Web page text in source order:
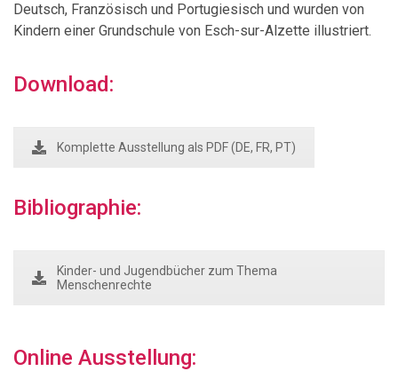
Deutsch, Französisch und Portugiesisch und wurden von
Kindern einer Grundschule von Esch-sur-Alzette illustriert.
Download:
Komplette Ausstellung als PDF (DE, FR, PT)
Bibliographie:
Kinder- und Jugendbücher zum Thema
Menschenrechte
Online Ausstellung: